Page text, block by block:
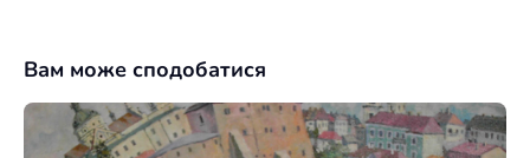
Вам може сподобатися